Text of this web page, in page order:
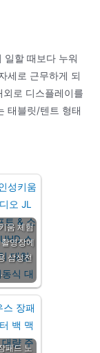
일할 때보다 누워
세로 근무하게 되
로 디스플레이를
태블릿/텐트 형태
움 체험
영장에
삼성전
패드 노